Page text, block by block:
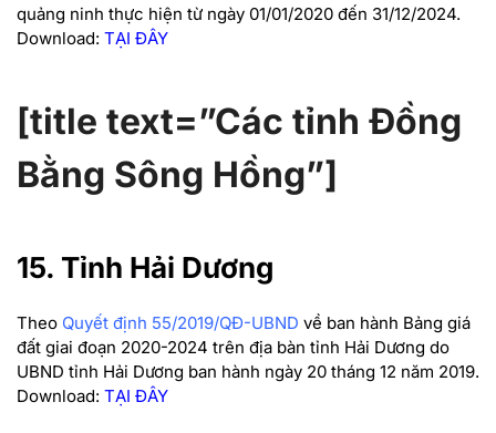
quảng ninh thực hiện từ ngày 01/01/2020 đến 31/12/2024.
Download: TẠI ĐÂY
[title text=”Các tỉnh Đồng
Bằng Sông Hồng”]
15. Tỉnh Hải Dương
Theo Quyết định 55/2019/QĐ-UBND về ban hành Bảng giá
đất giai đoạn 2020-2024 trên địa bàn tỉnh Hải Dương do
UBND tỉnh Hải Dương ban hành ngày 20 tháng 12 năm 2019.
Download: TẠI ĐÂY